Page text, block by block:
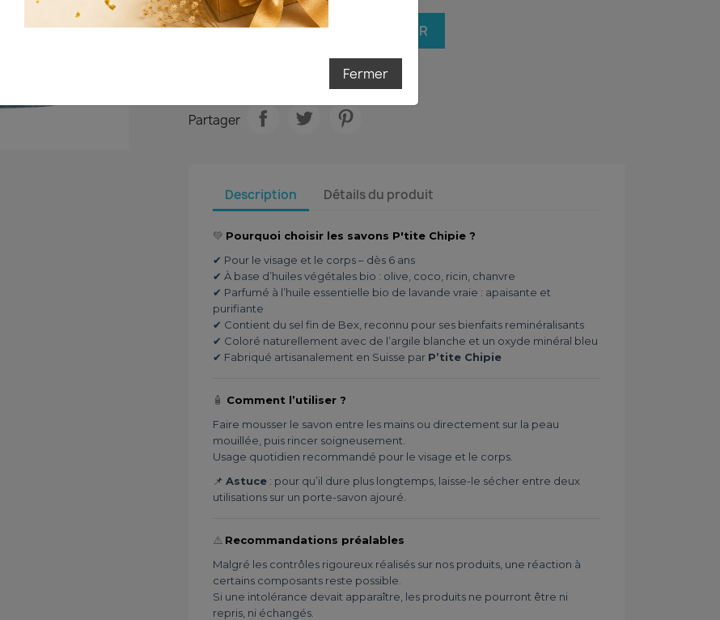
 AJOUTER AU PANIER
Partager
Description Détails du produit
💚 Pourquoi choisir les savons P'tite Chipie ?
✔ Pour le visage et le corps – dès 6 ans
✔ À base d’huiles végétales bio : olive, coco, ricin, chanvre
✔ Parfumé à l’huile essentielle bio de lavande vraie : apaisante et
purifiante
✔ Contient du sel fin de Bex, reconnu pour ses bienfaits reminéralisants
✔ Coloré naturellement avec de l’argile blanche et un oxyde minéral bleu
✔ Fabriqué artisanalement en Suisse par P’tite Chipie
🧴 Comment l’utiliser ?
Faire mousser le savon entre les mains ou directement sur la peau
mouillée, puis rincer soigneusement.
Usage quotidien recommandé pour le visage et le corps.
📌 Astuce : pour qu’il dure plus longtemps, laisse-le sécher entre deux
utilisations sur un porte-savon ajouré.
⚠️ Recommandations préalables
Malgré les contrôles rigoureux réalisés sur nos produits, une réaction à
certains composants reste possible.
Si une intolérance devait apparaître, les produits ne pourront être ni
repris, ni échangés.
Fermer